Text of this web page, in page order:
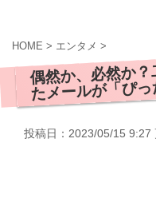
HOME > エンタメ >
偶然か、必然か
たメールが「ぴ
投稿日：2023/05/15 9:27